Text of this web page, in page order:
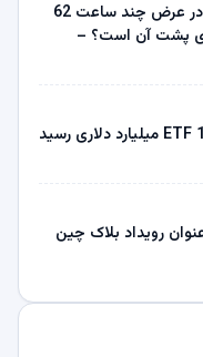
انتشارات Shiba Inu (SHIB) در عرض چند ساعت 62
پشت آن است؟ –
XRP به نقطه عطف جدید ETF 1.5 میلیارد دلاری رسید
رویداد بلاک چین